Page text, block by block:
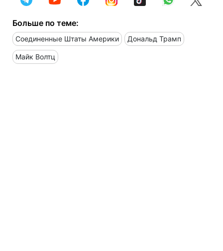
Больше по теме:
Соединенные Штаты Америки Дональд Трамп
Майк Волтц